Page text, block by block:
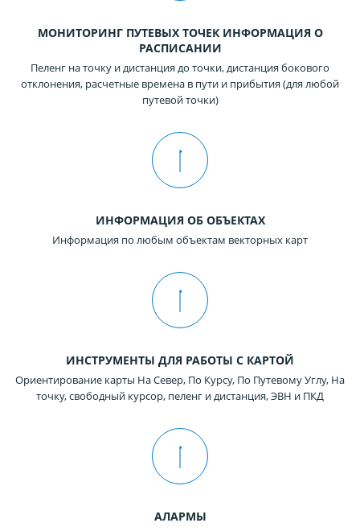
МОНИТОРИНГ ПУТЕВЫХ ТОЧЕК ИНФОРМАЦИЯ О
РАСПИСАНИИ
Пеленг на точку и дистанция до точки, дистанция бокового
отклонения, расчетные времена в пути и прибытия (для любой
путевой точки)
ИНФОРМАЦИЯ ОБ ОБЪЕКТАХ
Информация по любым объектам векторных карт
ИНСТРУМЕНТЫ ДЛЯ РАБОТЫ С КАРТОЙ
Ориентирование карты На Север, По Курсу, По Путевому Углу, На
точку, свободный курсор, пеленг и дистанция, ЭВН и ПКД
АЛАРМЫ